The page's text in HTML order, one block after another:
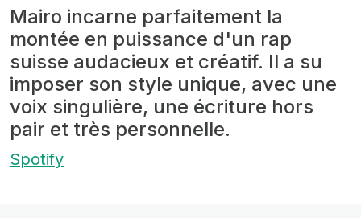
Mairo incarne parfaitement la
montée en puissance d'un rap
suisse audacieux et créatif. Il a su
imposer son style unique, avec une
voix singulière, une écriture hors
pair et très personnelle.
Spotify